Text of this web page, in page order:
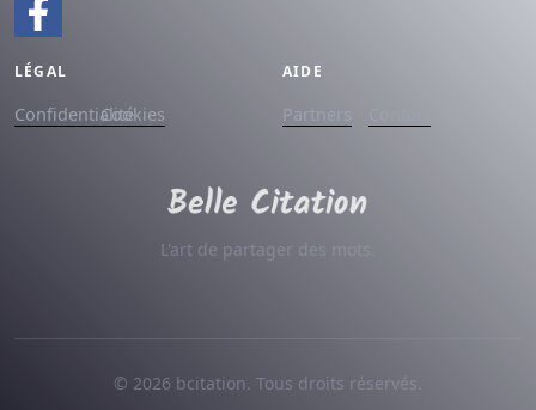
LÉGAL
ConfidentialitéCookies
AIDE
Partners
L'art de partager des mots.
© 2026 bcitation. Tous droits réservés.